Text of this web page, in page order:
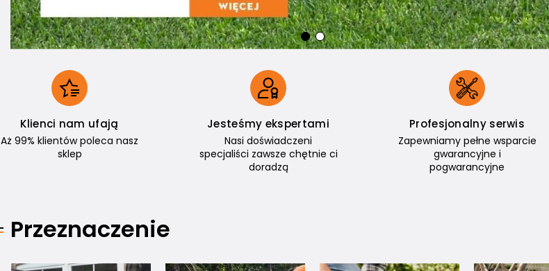
Klienci nam ufają
Aż 99% klientów poleca nasz
sklep
Jesteśmy ekspertami
Nasi doświadczeni
specjaliści zawsze chętnie ci
doradzą
Profesjonalny serwis
Zapewniamy pełne wsparcie
gwarancyjne i
pogwarancyjne
Przeznaczenie